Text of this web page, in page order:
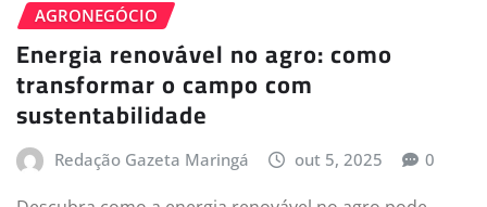
AGRONEGÓCIO
Energia renovável no agro: como
transformar o campo com
sustentabilidade
Redação Gazeta Maringá out 5, 2025 0